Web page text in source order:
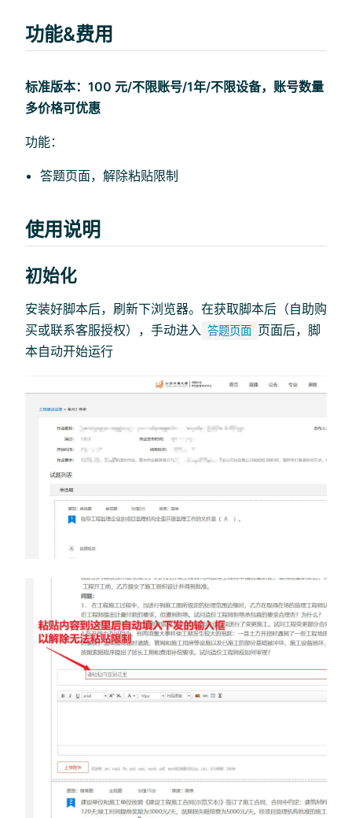
功能&费用
标准版本：100 元/不限账号/1年/不限设备，账号数量
多价格可优惠
功能：
答题页面，解除粘贴限制
使用说明
初始化
安装好脚本后，刷新下浏览器。在获取脚本后（自助购
买或联系客服授权），手动进入
答题页面
页面后，脚
本自动开始运行